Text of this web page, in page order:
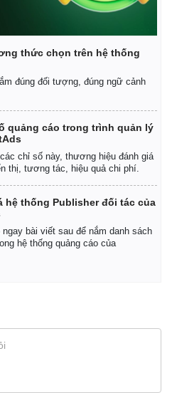
thức chọn trên hệ thống
đúng đối tượng, đúng ngữ cảnh
quảng cáo trong trình quản lý
chỉ số này, thương hiệu đánh giá
thị, tương tác, hiệu quả chi phí.
hệ thống Publisher đối tác của
ngay bài viết sau để nắm danh sách
hệ thống quảng cáo của